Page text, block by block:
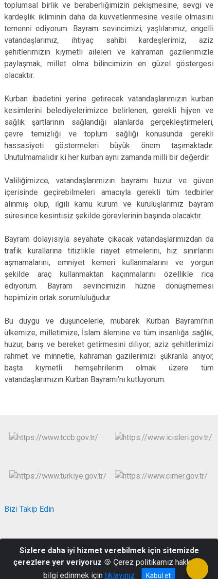
toplumsal birlik ve beraberliğimizin pekişmesine, sevgi ve
kardeşlik ikliminin daha da kuvvetlenmesine vesile olmasını
temenni ediyorum. Bayram sevincimizi; yaşlılarımız, engelli
vatandaşlarımız, ihtiyaç sahibi kardeşlerimiz, aziz
şehitlerimizin kıymetli aileleri ve kahraman gazilerimizle
paylaşmak, millet olma bilincimizin en güzel göstergesi
olacaktır.
Kurban ibadetini yerine getirecek vatandaşlarımızın kurban
kesimlerini belediyelerimizce belirlenen, gerekli hijyen ve
sağlık şartlarının sağlandığı alanlarda gerçekleştirmeleri,
çevre temizliği ve toplum sağlığı konusunda gerekli
hassasiyeti göstermeleri büyük önem taşımaktadır.
Unutulmamalıdır ki her kurban aynı zamanda milli bir değerdir.
Valiliğimizce, vatandaşlarımızın bayramı huzur ve güven
içerisinde geçirebilmeleri amacıyla gerekli tüm tedbirler
alınmış olup, ilgili kamu kurum ve kuruluşlarımız bayram
süresince kesintisiz şekilde görevlerinin başında olacaktır.
Bayram dolayısıyla seyahate çıkacak vatandaşlarımızdan da
trafik kurallarına titizlikle riayet etmelerini, hız sınırlarını
aşmamalarını, emniyet kemeri kullanmalarını ve yorgun
şekilde araç kullanmaktan kaçınmalarını özellikle rica
ediyorum. Bayram sevincimizin hüzne dönüşmemesi
hepimizin ortak sorumluluğudur.
Bu duygu ve düşüncelerle, mübarek Kurban Bayramı’nın
ülkemize, milletimize, İslam âlemine ve tüm insanlığa sağlık,
huzur, barış ve bereket getirmesini diliyor; aziz şehitlerimizi
rahmet ve minnetle, kahraman gazilerimizi şükranla anıyor,
başta kıymetli hemşehrilerim olmak üzere tüm
vatandaşlarımızın Kurban Bayramı’nı kutluyorum.
Bizi Takip Edin
Karesi/BALIKESİR
0(266) 245 13 01
Sizlere daha iyi hizmet verebilmek için sitemizde
çerezlere yer veriyoruz 🍪 Çerez politikamız hakkında
bilgi edinmek için tıklayınız Kabul et